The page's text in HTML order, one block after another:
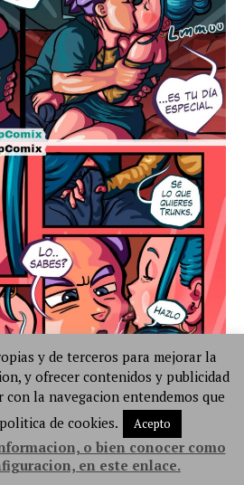
y de terceros para mejorar la
y ofrecer contenidos y publicidad
la navegacion entendemos que
de cookies.
Acepto
o bien conocer como
en este enlace.